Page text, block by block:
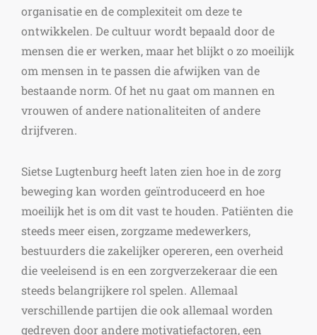
organisatie en de complexiteit om deze te
ontwikkelen. De cultuur wordt bepaald door de
mensen die er werken, maar het blijkt o zo moeilijk
om mensen in te passen die afwijken van de
bestaande norm. Of het nu gaat om mannen en
vrouwen of andere nationaliteiten of andere
drijfveren.
Sietse Lugtenburg heeft laten zien hoe in de zorg
beweging kan worden geïntroduceerd en hoe
moeilijk het is om dit vast te houden. Patiënten die
steeds meer eisen, zorgzame medewerkers,
bestuurders die zakelijker opereren, een overheid
die veeleisend is en een zorgverzekeraar die een
steeds belangrijkere rol spelen. Allemaal
verschillende partijen die ook allemaal worden
gedreven door andere motivatiefactoren, een